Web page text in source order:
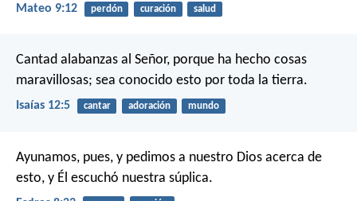
Mateo 9:12 perdón curación salud
Cantad alabanzas al Señor, porque ha hecho cosas
maravillosas; sea conocido esto por toda la tierra.
Isaías 12:5 cantar adoración mundo
Ayunamos, pues, y pedimos a nuestro Dios acerca de
esto, y Él escuchó nuestra súplica.